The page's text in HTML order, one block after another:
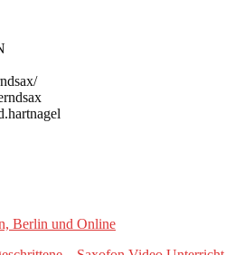
Berlin und Online